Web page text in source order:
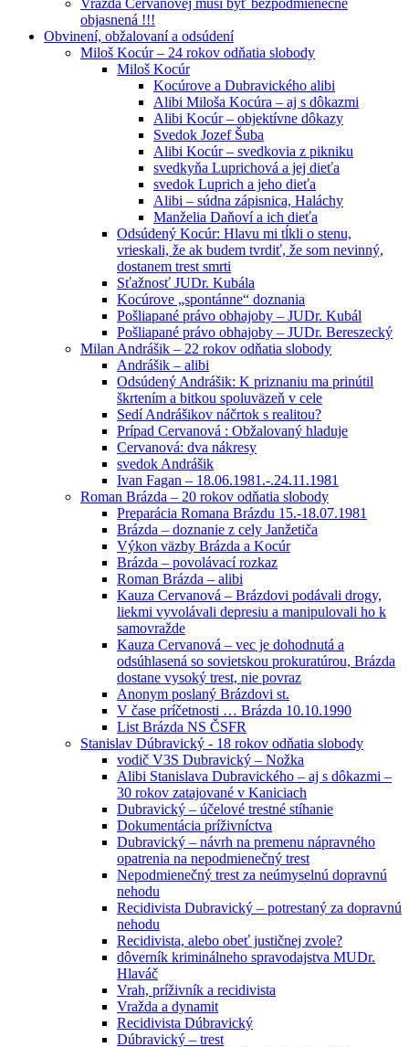
objasnená !!!
Obvinení, obžalovaní a odsúdení
Miloš Kocúr – 24 rokov odňatia slobody
Miloš Kocúr
Kocúrove a Dubravického alibi
Alibi Miloša Kocúra – aj s dôkazmi
Alibi Kocúr – objektívne dôkazy
Svedok Jozef Šuba
Alibi Kocúr – svedkovia z pikniku
svedkyňa Luprichová a jej dieťa
svedok Luprich a jeho dieťa
Alibi – súdna zápisnica, Haláchy
Manželia Daňoví a ich dieťa
Odsúdený Kocúr: Hlavu mi tĺkli o stenu,
vrieskali, že ak budem tvrdiť, že som nevinný,
dostanem trest smrti
Sťažnosť JUDr. Kubála
Kocúrove „spontánne“ doznania
Pošliapané právo obhajoby – JUDr. Kubál
Pošliapané právo obhajoby – JUDr. Bereszecký
Milan Andrášik – 22 rokov odňatia slobody
Andrášik – alibi
Odsúdený Andrášik: K priznaniu ma prinútil
škrtením a bitkou spoluväzeň v cele
Sedí Andrášikov náčrtok s realitou?
Prípad Cervanová : Obžalovaný hladuje
Cervanová: dva nákresy
svedok Andrášik
Ivan Fagan – 18.06.1981.-.24.11.1981
Roman Brázda – 20 rokov odňatia slobody
Preparácia Romana Brázdu 15.-18.07.1981
Brázda – doznanie z cely Janžetiča
Výkon väzby Brázda a Kocúr
Brázda – povolávací rozkaz
Roman Brázda – alibi
Kauza Cervanová – Brázdovi podávali drogy,
liekmi vyvolávali depresiu a manipulovali ho k
samovražde
Kauza Cervanová – vec je dohodnutá a
odsúhlasená so sovietskou prokuratúrou, Brázda
dostane vysoký trest, nie povraz
Anonym poslaný Brázdovi st.
V čase príčetnosti … Brázda 10.10.1990
List Brázda NS ČSFR
Stanislav Dúbravický - 18 rokov odňatia slobody
vodič V3S Dubravický – Nožka
Alibi Stanislava Dubravického – aj s dôkazmi –
30 rokov zatajované v Kaniciach
Dubravický – účelové trestné stíhanie
Dokumentácia príživníctva
Dubravický – návrh na premenu nápravného
opatrenia na nepodmienečný trest
Nepodmienečný trest za neúmyselnú dopravnú
nehodu
Recidivista Dubravický – potrestaný za dopravnú
nehodu
Recidivista, alebo obeť justičnej zvole?
dôverník kriminálneho spravodajstva MUDr.
Hlaváč
Vrah, príživník a recidivista
Vražda a dynamit
Recidivista Dúbravický
Dúbravický – trest